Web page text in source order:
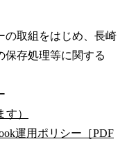
の取組をはじめ、長崎
保存処理等に関する
）
運用ポリシー［PDF